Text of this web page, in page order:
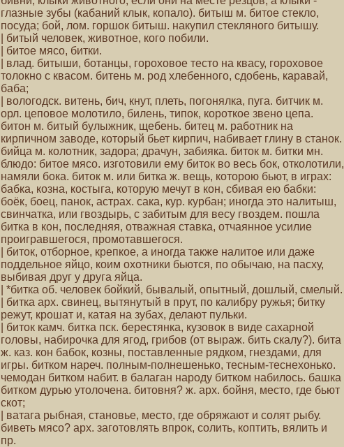
глазные зубы (кабаний клык, копало). битыш м. битое стекло,
посуда; бой, лом. горшок битыш. накупил стекляного битышу.
| битый человек, животное, кого побили.
| битое мясо, битки.
| влад. битыши, ботанцы, гороховое тесто на квасу, гороховое
толокно с квасом. битень м. род хлебенного, сдобень, каравай,
баба;
| вологодск. витень, бич, кнут, плеть, погонялка, пуга. битчик м.
орл. цеповое молотило, билень, типок, короткое звено цепа.
битон м. битый булыжник, щебень. битец м. работник на
кирпичном заводе, который бьет кирпич, набивает глину в станок.
бийца м. колотник, задора; драчун, забияка. биток м. битки мн.
блюдо: битое мясо. изготовили ему биток во весь бок, отколотили,
намяли бока. биток м. или битка ж. вещь, которою бьют, в играх:
бабка, козна, костыга, которую мечут в кон, сбивая ею бабки:
боёк, боец, панок, астрах. сака, кур. курбан; иногда это налитыш,
свинчатка, или гвоздырь, с забитым для весу гвоздем. пошла
битка в кон, последняя, отважная ставка, отчаянное усилие
проигравшегося, промотавшегося.
| биток, отборное, крепкое, а иногда также налитое или даже
поддельное яйцо, коим охотники бьются, по обычаю, на пасху,
выбивая друг у друга яйца.
| *битка об. человек бойкий, бывалый, опытный, дошлый, смелый.
| битка арх. свинец, вытянутый в прут, по калибру ружья; битку
режут, крошат и, катая на зубах, делают пульки.
| биток камч. битка пск. берестянка, кузовок в виде сахарной
головы, набирочка для ягод, грибов (от выраж. бить скалу?). бита
ж. каз. кон бабок, козны, поставленные рядком, гнездами, для
игры. битком нареч. полным-полнешенько, тесным-теснехонько.
чемодан битком набит. в балаган народу битком набилось. башка
битком дурью утолочена. битовня? ж. арх. бойня, место, где бьют
скот;
| ватага рыбная, становье, место, где обряжают и солят рыбу.
биветь мясо? арх. заготовлять впрок, солить, коптить, вялить и
пр.